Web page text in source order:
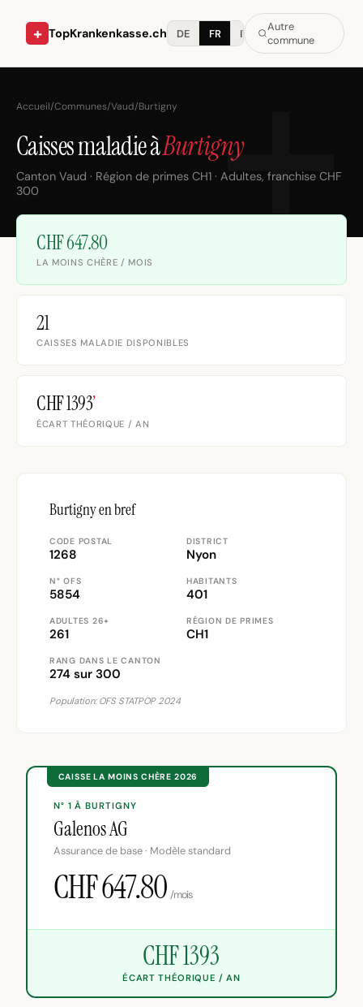
+ TopKrankenkasse.ch DE FR IT
Autre
commune
Accueil/Communes/Vaud/Burtigny
Caisses maladie àBurtigny
Canton Vaud · Région de primes CH1 · Adultes, franchise CHF
300
CHF 647.80
LA MOINS CHÈRE / MOIS
21
CAISSES MALADIE DISPONIBLES
CHF 1393’
ÉCART THÉORIQUE / AN
Burtigny en bref
CODE POSTAL
1268
DISTRICT
Nyon
N° OFS
5854
HABITANTS
401
ADULTES 26+
261
RÉGION DE PRIMES
CH1
RANG DANS LE CANTON
274 sur 300
Population: OFS STATPOP 2024
CAISSE LA MOINS CHÈRE 2026
N° 1 À BURTIGNY
Galenos AG
Assurance de base · Modèle standard
CHF 647.80 /mois
CHF 1393
ÉCART THÉORIQUE / AN